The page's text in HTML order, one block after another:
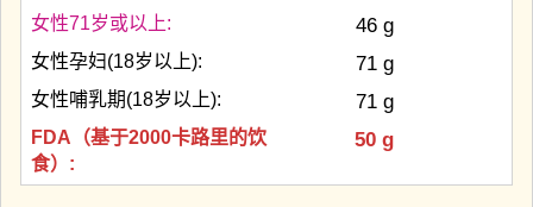
女性71岁或以上: 46 g
女性孕妇(18岁以上): 71 g
女性哺乳期(18岁以上): 71 g
FDA（基于2000卡路里的饮
食）:
50 g